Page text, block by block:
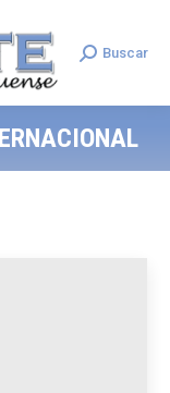
Search:
Buscar